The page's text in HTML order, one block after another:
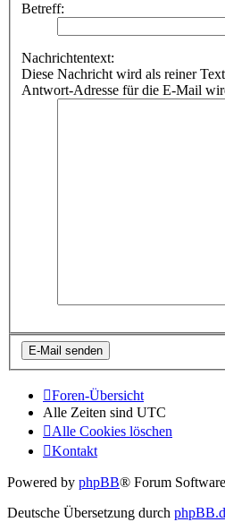
Betreff:
Nachrichtentext:
Diese Nachricht wird als reiner
Antwort-Adresse für die E-Mail
Foren-Übersicht
Alle Zeiten sind UTC
Alle Cookies löschen
Kontakt
Powered by phpBB® Forum
Deutsche Übersetzung durch